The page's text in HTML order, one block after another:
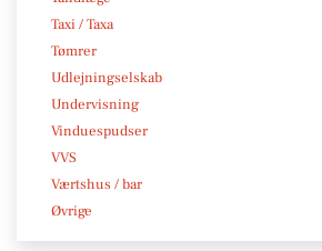
Taxi / Taxa
Tømrer
Udlejningselskab
Undervisning
Vinduespudser
VVS
Værtshus / bar
Øvrige